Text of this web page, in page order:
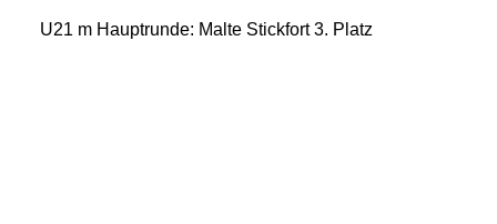
U21 m Hauptrunde: Malte Stickfort 3. Platz